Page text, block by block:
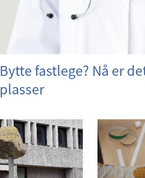
Bytte fastlege? Nå er
plasser